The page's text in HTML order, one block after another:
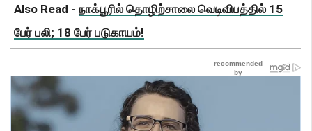
Also Read - நாக்பூரில் தொழிற்சாலை வெடிவிபத்தில் 15
பேர் பலி; 18 பேர் படுகாயம்!